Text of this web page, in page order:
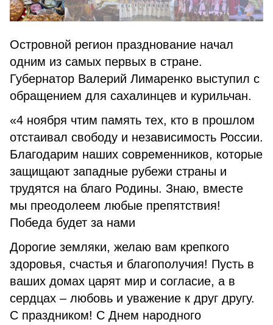
Островной регион празднование начал
одним из самых первых в стране.
Губернатор Валерий Лимаренко выступил с
обращением для сахалинцев и курильчан.
«4 ноября чтим память тех, кто в прошлом
отстаивал свободу и независимость России.
Благодарим наших современников, которые
защищают западные рубежи страны и
трудятся на благо Родины. Знаю, вместе
мы преодолеем любые препятствия!
Победа будет за нами
Дорогие земляки, желаю вам крепкого
здоровья, счастья и благополучия! Пусть в
ваших домах царят мир и согласие, а в
сердцах – любовь и уважение к друг другу.
С праздником! С Днем народного